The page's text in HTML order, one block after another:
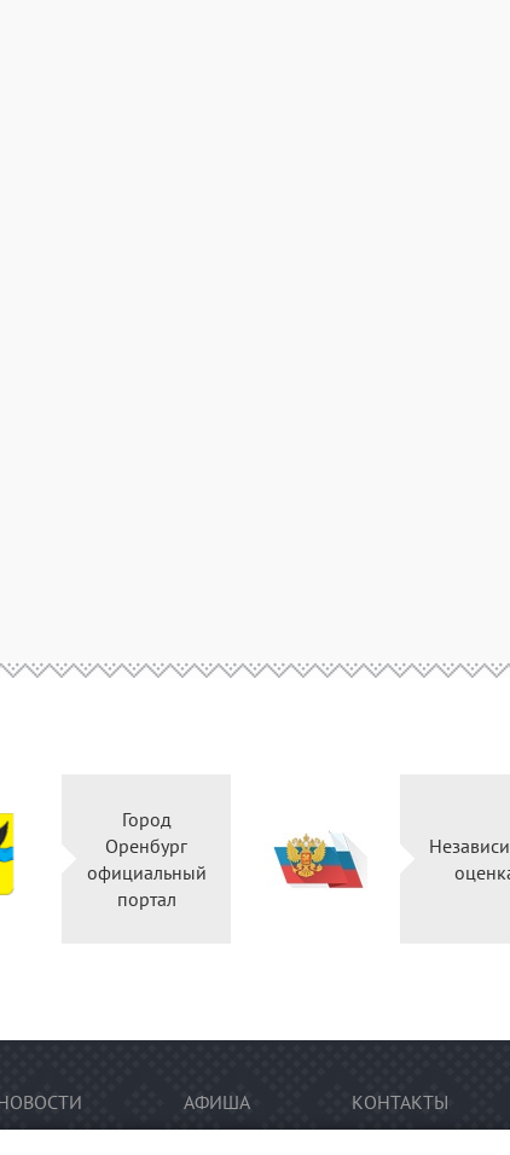
Город
Оренбург
официальный
портал
АФИША КОНТАКТЫ